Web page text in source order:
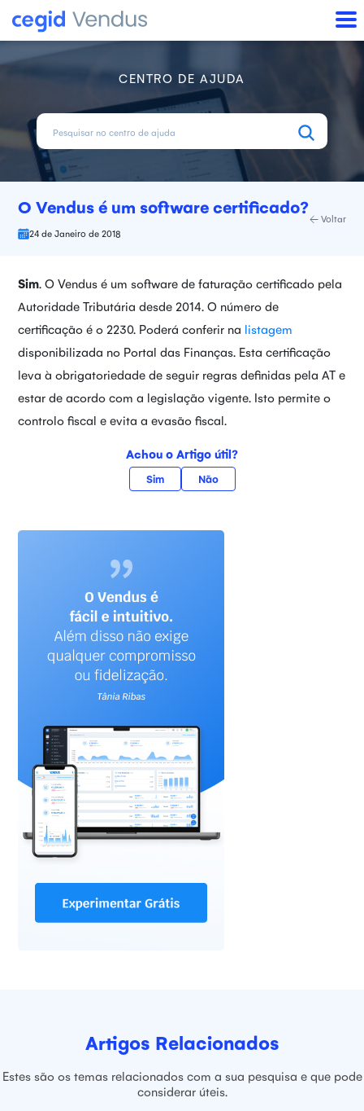
CENTRO DE AJUDA
O Vendus é um software certificado?
24 de Janeiro de 2018
Voltar
Sim. O Vendus é um software de faturação certificado pela
Autoridade Tributária desde 2014. O número de
certificação é o 2230. Poderá conferir na listagem
disponibilizada no Portal das Finanças. Esta certificação
leva à obrigatoriedade de seguir regras definidas pela AT e
estar de acordo com a legislação vigente. Isto permite o
controlo fiscal e evita a evasão fiscal.
Achou o Artigo útil?
Sim Não
Artigos Relacionados
Estes são os temas relacionados com a sua pesquisa e que pode
considerar úteis.